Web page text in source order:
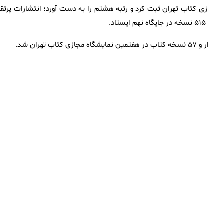
نمایشگاه مجازی کتاب تهران ثبت کرد و رتبه هشتم را به دست آورد؛ انتشارات